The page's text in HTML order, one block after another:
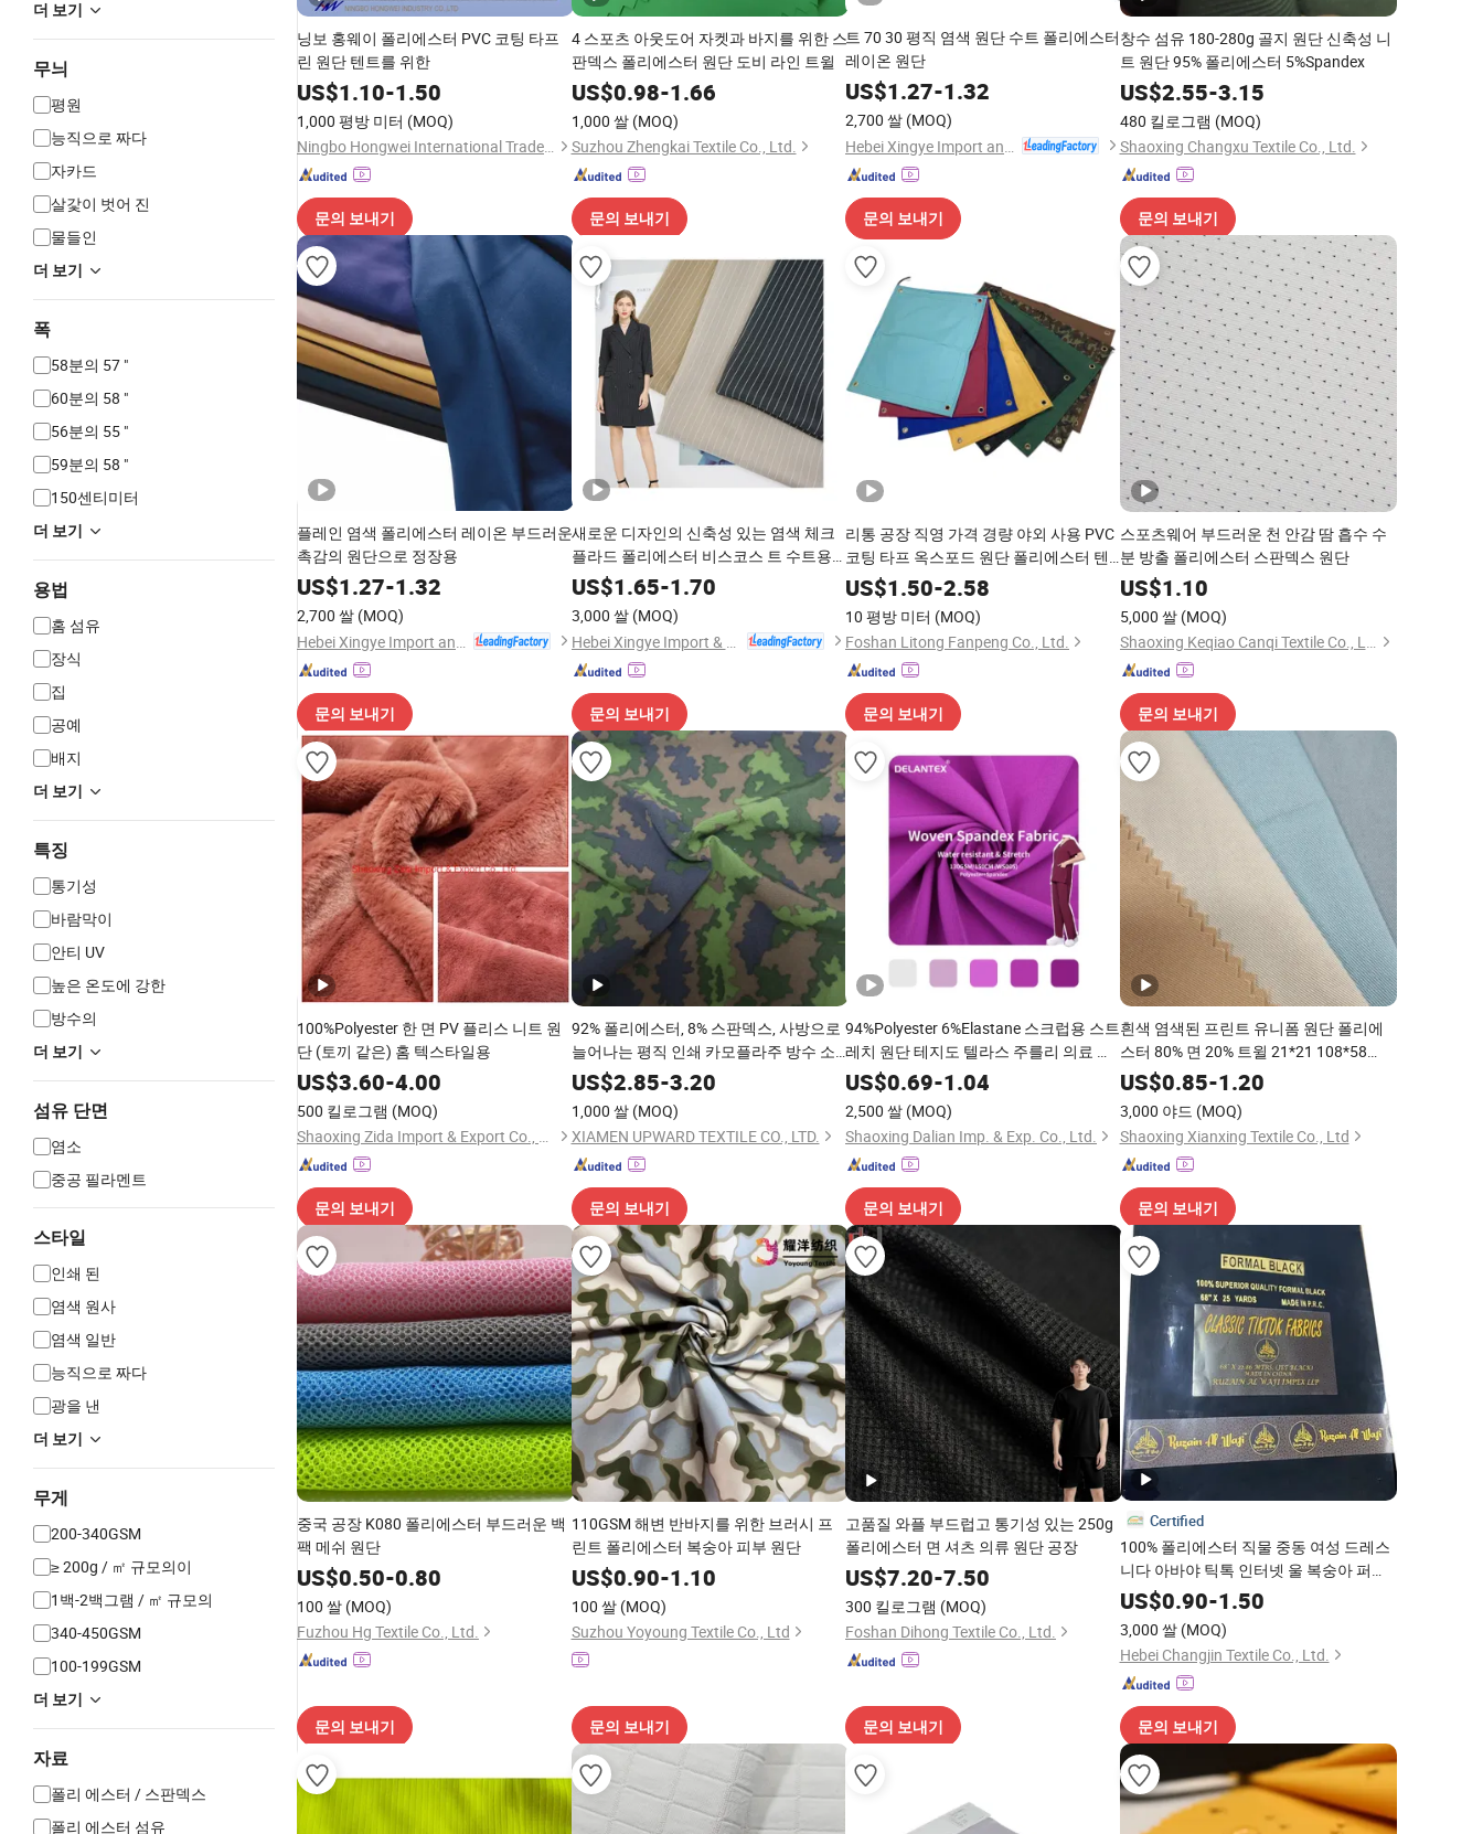
더 보기
무늬
평원
능직으로 짜다
자카드
살갗이 벗어 진
물들인
더 보기
폭
58분의 57 "
60분의 58 "
56분의 55 "
59분의 58 "
150센티미터
더 보기
용법
홈 섬유
장식
집
공예
배지
더 보기
특징
통기성
바람막이
안티 UV
높은 온도에 강한
방수의
더 보기
섬유 단면
염소
중공 필라멘트
스타일
인쇄 된
염색 원사
염색 일반
능직으로 짜다
광을 낸
더 보기
무게
200-340GSM
≥ 200g / ㎡ 규모의이
1백-2백그램 / ㎡ 규모의
340-450GSM
100-199GSM
더 보기
자료
폴리 에스터 / 스판덱스
폴리 에스터 섬유
닝보 홍웨이 폴리에스터 PVC 코팅 타프
린 원단 텐트를 위한
US$1.10-1.50
1,000 평방 미터 (MOQ)
Ningbo Hongwei International Trade Co., Ltd.
문의 보내기
4 스포츠 아웃도어 자켓과 바지를 위한 스
판덱스 폴리에스터 원단 도비 라인 트윌
US$0.98-1.66
1,000 쌀 (MOQ)
Suzhou Zhengkai Textile Co., Ltd.
문의 보내기
트 70 30 평직 염색 원단 수트 폴리에스터
레이온 원단
US$1.27-1.32
2,700 쌀 (MOQ)
문의 보내기
창수 섬유 180-280g 골지 원단 신축성 니
트 원단 95% 폴리에스터 5%Spandex
US$2.55-3.15
480 킬로그램 (MOQ)
Shaoxing Changxu Textile Co., Ltd.
문의 보내기
플레인 염색 폴리에스터 레이온 부드러운
촉감의 원단으로 정장용
US$1.27-1.32
2,700 쌀 (MOQ)
문의 보내기
새로운 디자인의 신축성 있는 염색 체크
플라드 폴리에스터 비스코스 트 수트용
블레이저 원단 이탈리아 스타일 수트용
US$1.65-1.70
3,000 쌀 (MOQ)
문의 보내기
리통 공장 직영 가격 경량 야외 사용 PVC
코팅 타프 옥스포드 원단 폴리에스터 텐
트 타프
US$1.50-2.58
10 평방 미터 (MOQ)
Foshan Litong Fanpeng Co., Ltd.
문의 보내기
스포츠웨어 부드러운 천 안감 땀 흡수 수
분 방출 폴리에스터 스판덱스 원단
US$1.10
5,000 쌀 (MOQ)
Shaoxing Keqiao Canqi Textile Co., Ltd.
문의 보내기
100%Polyester 한 면 PV 플리스 니트 원
단 (토끼 같은) 홈 텍스타일용
US$3.60-4.00
500 킬로그램 (MOQ)
Shaoxing Zida Import & Export Co., Ltd.
문의 보내기
92% 폴리에스터, 8% 스판덱스, 사방으로
늘어나는 평직 인쇄 카모플라주 방수 소
프트쉘 기능성 섬유 원단 의류 스포츠웨
어 요가복
US$2.85-3.20
1,000 쌀 (MOQ)
XIAMEN UPWARD TEXTILE CO., LTD.
문의 보내기
94%Polyester 6%Elastane 스크럽용 스트
레치 원단 테지도 텔라스 주를리 의료 스
크럽 원단
US$0.69-1.04
2,500 쌀 (MOQ)
Shaoxing Dalian Imp. & Exp. Co., Ltd.
문의 보내기
흰색 염색된 프린트 유니폼 원단 폴리에
스터 80% 면 20% 트윌 21*21 108*58
57/58" 180GSM 아프리카 도매 유니폼
생산용
US$0.85-1.20
3,000 야드 (MOQ)
Shaoxing Xianxing Textile Co., Ltd
문의 보내기
중국 공장 K080 폴리에스터 부드러운 백
팩 메쉬 원단
US$0.50-0.80
100 쌀 (MOQ)
Fuzhou Hg Textile Co., Ltd.
문의 보내기
110GSM 해변 반바지를 위한 브러시 프
린트 폴리에스터 복숭아 피부 원단
US$0.90-1.10
100 쌀 (MOQ)
Suzhou Yoyoung Textile Co., Ltd
문의 보내기
고품질 와플 부드럽고 통기성 있는 250g
폴리에스터 면 셔츠 의류 원단 공장
US$7.20-7.50
300 킬로그램 (MOQ)
Foshan Dihong Textile Co., Ltd.
문의 보내기
Certified
100% 폴리에스터 직물 중동 여성 드레스
니다 아바야 틱톡 인터넷 울 복숭아 퍼잔
리바 줌 술라 원단
US$0.90-1.50
3,000 쌀 (MOQ)
Hebei Changjin Textile Co., Ltd.
문의 보내기